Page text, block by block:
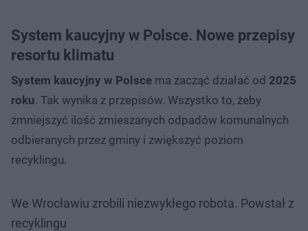
System kaucyjny w Polsce. Nowe przepisy
resortu klimatu
System kaucyjny w Polsce ma zacząć działać od 2025
roku. Tak wynika z przepisów. Wszystko to, żeby
zmniejszyć ilość zmieszanych odpadów komunalnych
odbieranych przez gminy i zwiększyć poziom
recyklingu.
We Wrocławiu zrobili niezwykłego robota. Powstał z
recyklingu